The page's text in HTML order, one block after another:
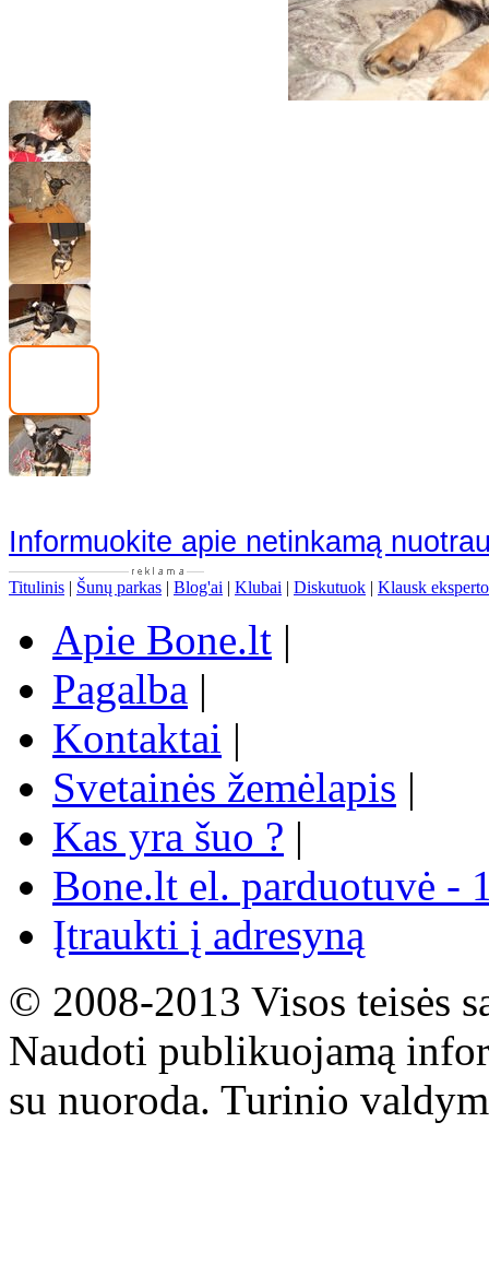
Informuokite apie netinkamą
Titulinis | Šunų parkas | Blog'ai | Klubai | Diskutuok | Klausk eksperto
Apie Bone.lt |
Pagalba |
Kontaktai |
Svetainės žemėlapis |
Kas yra šuo ? |
Bone.lt el. parduotuvė -
Įtraukti į adresyną
© 2008-2013 Visos teisės
Naudoti publikuojamą
su nuoroda. Turinio